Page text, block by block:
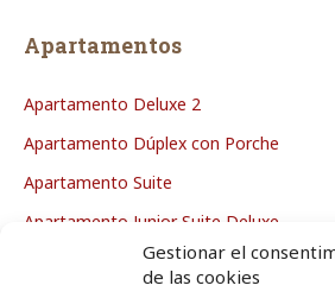
Gestionar el
de las cookies
Apartamentos
Apartamento Deluxe 2
Apartamento Dúplex con Porche
Apartamento Suite
Apartamento Junior Suite Deluxe
Apartamento Deluxe